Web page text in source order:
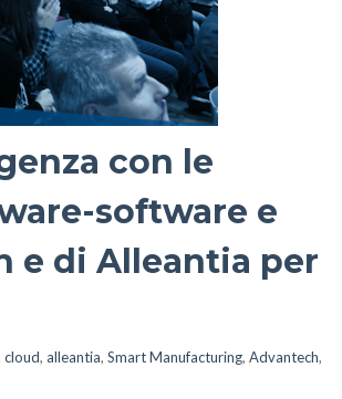
con le
software e
e di Alleantia per
cloud, alleantia, Smart Manufacturing, Advantech,